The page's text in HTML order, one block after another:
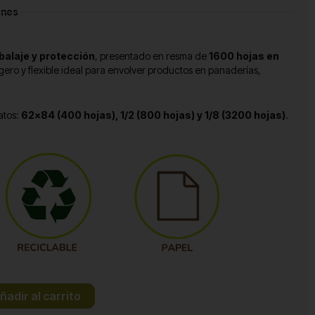
y protección, presentado en resma de 1600 hojas en
y flexible ideal para envolver productos en panaderías,
62×84 (400 hojas), 1/2 (800 hojas) y 1/8 (3200 hojas).
al carrito